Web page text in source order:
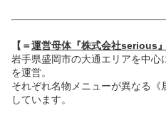
【＝運営母体『株式会社serious』
岩手県盛岡市の大通エリアを中
を運営。
それぞれ名物メニューが異なる《
しています。